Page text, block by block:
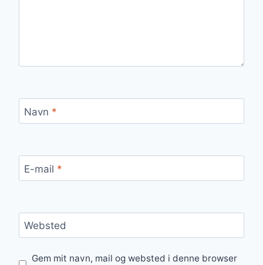
Navn *
E-mail *
Websted
Gem mit navn, mail og websted i denne browser